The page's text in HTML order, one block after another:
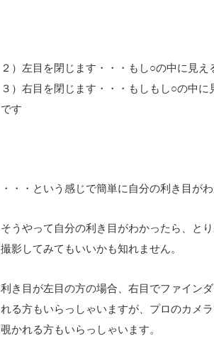
２）左目を閉じます・・・もし○の中に見
３）右目を閉じます・・・もしもし○の中
です
・・・という感じで簡単に自分の利き目がわ
そうやって自分の利き目がわかったら、と
撮影してみてもいいかも知れません。
利き目が左目の方の場合、右目でファイン
れる方もいらっしゃいますが、プロのカメ
覗かれる方もいらっしゃいます。